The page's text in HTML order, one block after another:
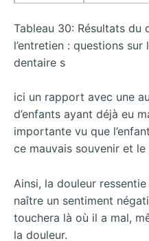
Tableau 30: Résultats du
l’entretien : questions
dentaire s
ici un rapport avec une
d’enfants ayant déjà eu
importante vu que
ce mauvais souvenir et
Ainsi, la douleur
naître un sentiment
touchera là où il a mal,
la douleur.